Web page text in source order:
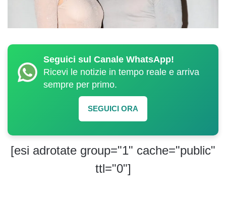
Seguici sul Canale WhatsApp!
Ricevi le notizie in tempo reale e arriva
sempre per primo.
SEGUICI ORA
[esi adrotate group="1" cache="public"
ttl="0"]